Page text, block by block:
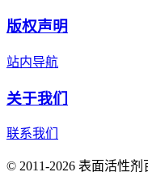
版权声明
站内导航
关于我们
联系我们
© 2011-2026 表面活性剂